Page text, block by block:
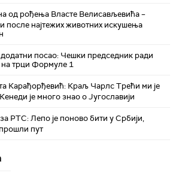
од рођења Власте Велисављевића –
и после најтежих животних искушења
посао: Чешки председник ради
трци Формуле 1
Карађорђевић: Краљ Чарлс Трећи ми је
је много знао о Југославији
РТС: Лепо је поново бити у Србији,
пут